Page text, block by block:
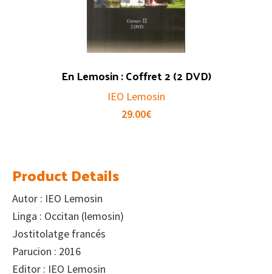
En Lemosin : Coffret 2 (2 DVD)
IEO Lemosin
29.00€
Product Details
Autor : IEO Lemosin
Linga : Occitan (lemosin)
Jostitolatge francés
Parucion : 2016
Editor : IEO Lemosin